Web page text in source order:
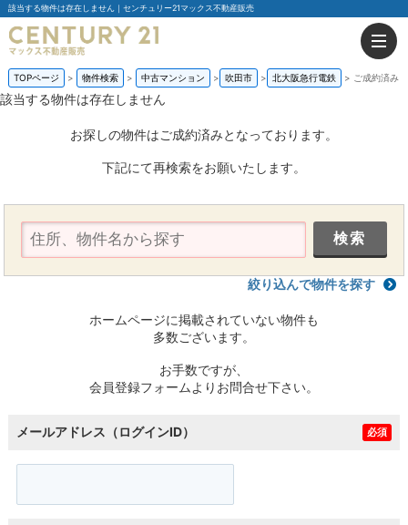
該当する物件は存在しません｜センチュリー21マックス不動産販売
TOPページ 物件検索 中古マンション 吹田市 北大阪急行電鉄 ご成約済み
該当する物件は存在しません
お探しの物件はご成約済みとなっております。
下記にて再検索をお願いたします。
絞り込んで物件を探す
ホームページに掲載されていない物件も
多数ございます。
お手数ですが、
会員登録フォームよりお問合せ下さい。
メールアドレス（ログインID） 必須